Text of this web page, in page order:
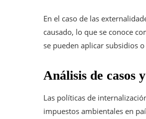
En el caso de las
causado, lo que se conoce
se pueden aplicar subsidios
Análisis de casos
Las políticas de
impuestos ambientales en